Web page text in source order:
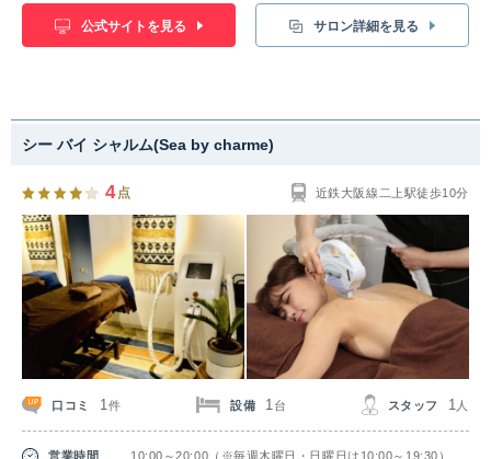
公式サイトを見る サロン詳細を見る
シー バイ シャルム(Sea by charme)
4 点 近鉄大阪線二上駅徒歩10分
口コミ 1件 設備 1台 スタッフ 1 人
営業時間 10:00～20:00（※毎週木曜日・日曜日は10:00～19:30）